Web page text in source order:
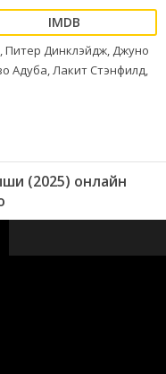
Питер Динклэйдж, Джуно
Адуба, Лакит Стэнфилд,
(2025) онлайн